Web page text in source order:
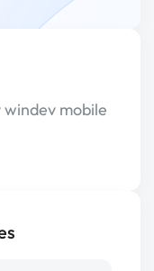
mobile